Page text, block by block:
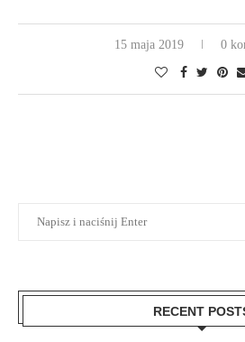
15 maja 2019 0
RECENT